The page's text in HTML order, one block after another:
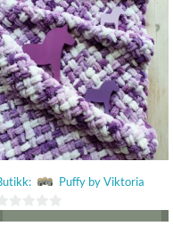
Puffy by Viktoria